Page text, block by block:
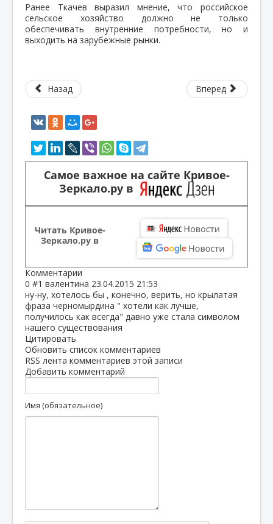
Ранее Ткачев выразил мнение, что российское
сельское хозяйство должно не только
обеспечивать внутренние потребности, но и
выходить на зарубежные рынки.
Назад Вперед
Самое важное на сайте Кривое-
Зеркало.ру в
Читать Кривое-
Зеркало.ру в
Комментарии
0 #1 валентина 23.04.2015 21:53
ну-ну, хотелось бы , конечно, верить, но крылатая
фраза черномырдина " хотели как лучше,
получилось как всегда" давно уже стала символом
нашего существования
Цитировать
Обновить список комментариев
RSS лента комментариев этой записи
Добавить комментарий
Имя (обязательное)